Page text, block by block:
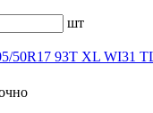
шт
50R17 93T XL WI31